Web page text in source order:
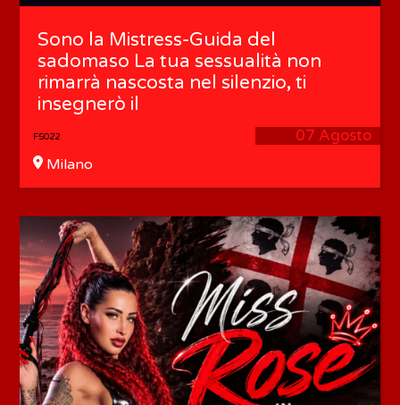
Sono la Mistress-Guida del
sadomaso La tua sessualità non
rimarrà nascosta nel silenzio, ti
insegnerò il
07 Agosto
F5022
Milano